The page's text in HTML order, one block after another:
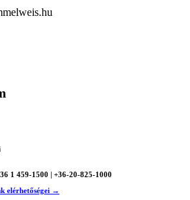
1 459-1500 | +36-20-825-1000
elérhetőségei →